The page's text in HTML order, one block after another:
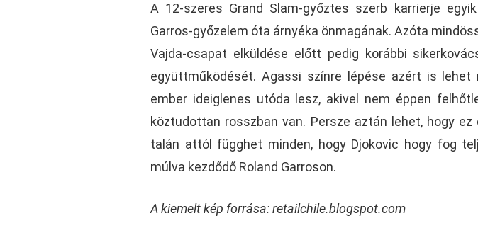
A 12-szeres Grand Slam-győztes szerb karrierje
Garros-győzelem óta árnyéka önmagának. Azóta
Vajda-csapat elküldése előtt pedig korábbi
együttműködését. Agassi színre lépése azért is lehet
ember ideiglenes utóda lesz, akivel nem éppen
köztudottan rosszban van. Persze aztán lehet, hogy
talán attól függhet minden, hogy Djokovic hogy fog
múlva kezdődő Roland Garroson.
A kiemelt kép forrása: retailchile.blogspot.com